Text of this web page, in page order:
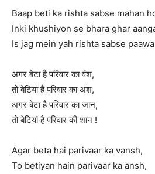
Baap beti ka rishta sabse mahan
Inki khushiyon se bhara ghar
Is jag mein yah rishta sabse
अगर बेटा है परिवार का वंश,
तो बेटियां हैं परिवार का अंश,
अगर बेटा है परिवार का जान,
तो बेटियां है परिवार की शान !
Agar beta hai parivaar ka vansh,
To betiyan hain parivaar ka ansh,